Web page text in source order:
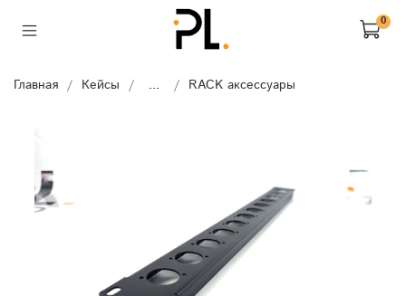
0
Главная Кейсы ... RACK аксессуары